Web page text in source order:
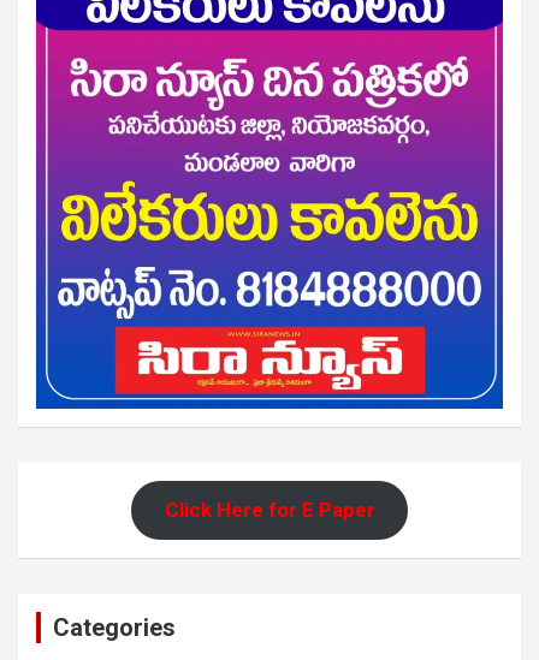
Click Here for E Paper
Categories